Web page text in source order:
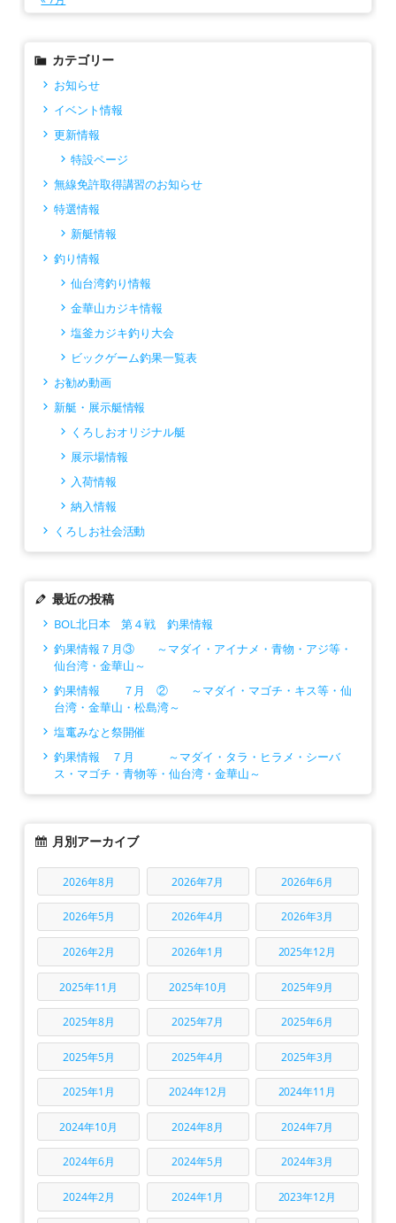
カテゴリー
お知らせ
イベント情報
更新情報
特設ページ
無線免許取得講習のお知らせ
特選情報
新艇情報
釣り情報
仙台湾釣り情報
金華山カジキ情報
塩釜カジキ釣り大会
ビックゲーム釣果一覧表
お勧め動画
新艇・展示艇情報
くろしおオリジナル艇
展示場情報
入荷情報
納入情報
くろしお社会活動
最近の投稿
BOL北日本 第４戦 釣果情報
釣果情報７月③ ～マダイ・アイナメ・青物・アジ等・
仙台湾・金華山～
釣果情報 ７月 ② ～マダイ・マゴチ・キス等・仙
台湾・金華山・松島湾～
塩竃みなと祭開催
釣果情報 ７月 ～マダイ・タラ・ヒラメ・シーバ
ス・マゴチ・青物等・仙台湾・金華山～
月別アーカイブ
2026年8月 2026年7月 2026年6月
2026年5月 2026年4月 2026年3月
2026年2月 2026年1月 2025年12月
2025年11月 2025年10月 2025年9月
2025年8月 2025年7月 2025年6月
2025年5月 2025年4月 2025年3月
2025年1月 2024年12月 2024年11月
2024年10月 2024年8月 2024年7月
2024年6月 2024年5月 2024年3月
2024年2月 2024年1月 2023年12月